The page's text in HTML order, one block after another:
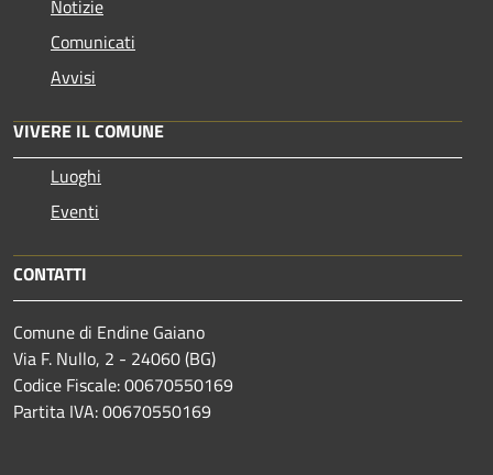
Notizie
Comunicati
Avvisi
VIVERE IL COMUNE
Luoghi
Eventi
CONTATTI
Comune di Endine Gaiano
Via F. Nullo, 2 - 24060 (BG)
Codice Fiscale: 00670550169
Partita IVA: 00670550169